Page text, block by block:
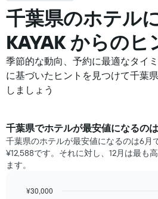
千葉県の​ホテル
KAYAK からのヒ
季節的な動向、予約に最適なタイ
に基づいたヒントを見つけて千葉
しましょう
千葉県​で​ホテル​が最安値になるの
千葉県のホテルが最安値になるのは6月
¥12,588です。それに対し、12月は最も
ます。
¥30,000